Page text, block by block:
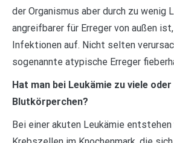
der Organismus aber durch zu wenig
angreifbarer für Erreger von außen
Infektionen auf. Nicht selten
sogenannte atypische Erreger
Hat man bei Leukämie zu viele
Blutkörperchen?
Bei einer akuten Leukämie